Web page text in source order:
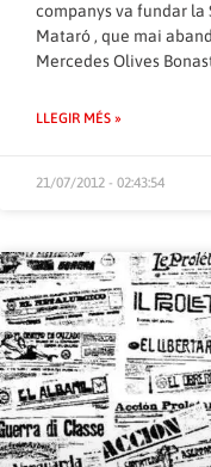
companys va fundar
Mataró , que mai
Mercedes Olives
LLEGIR MÉS »
21/07/2012 - 02:43:54